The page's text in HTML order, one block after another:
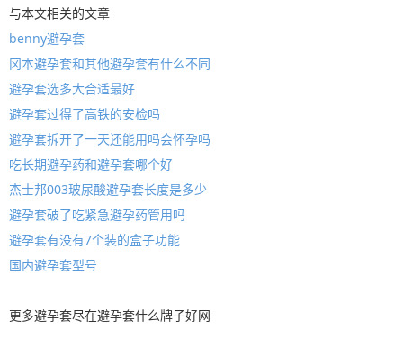
与本文相关的文章
benny避孕套
冈本避孕套和其他避孕套有什么不同
避孕套选多大合适最好
避孕套过得了高铁的安检吗
避孕套拆开了一天还能用吗会怀孕吗
吃长期避孕药和避孕套哪个好
杰士邦003玻尿酸避孕套长度是多少
避孕套破了吃紧急避孕药管用吗
避孕套有没有7个装的盒子功能
国内避孕套型号
更多避孕套尽在避孕套什么牌子好网